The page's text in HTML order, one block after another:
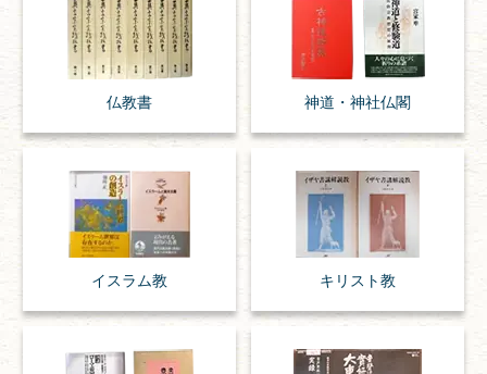
仏教書 神道・神社仏閣
イスラム教 キリスト教